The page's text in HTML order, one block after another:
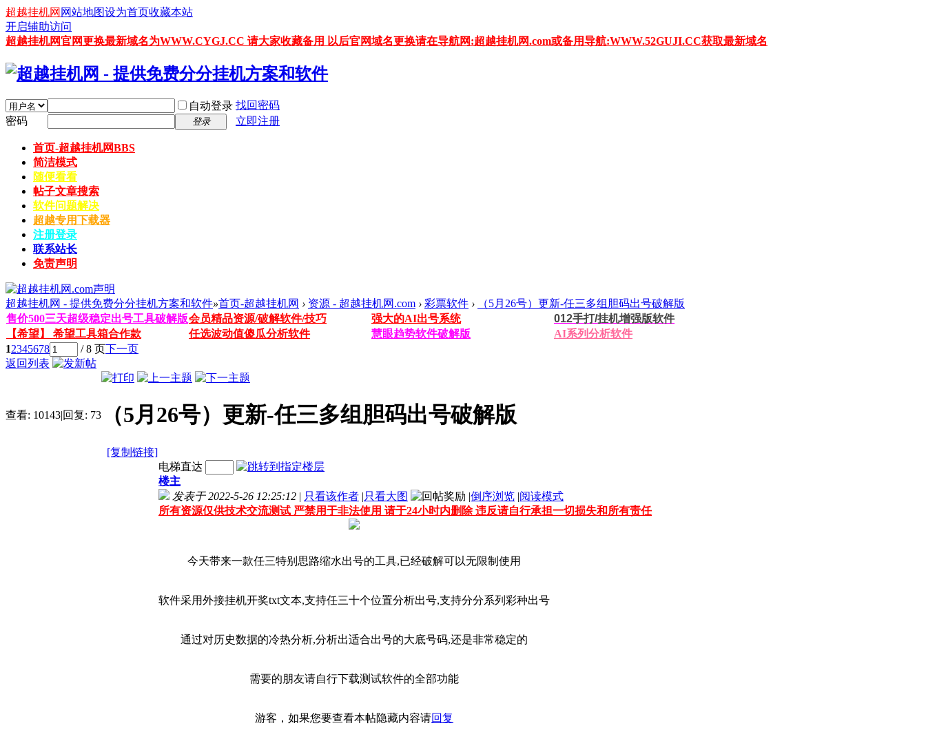
超越挂机网 网站地图设为首页收藏本站
开启辅助访问
超越挂机网官网更换最新域名为WWW.CYGJ.CC 请大家收藏备用 以后官网域名更换请在导航网:超越挂机网.com或备用导航:WWW.52GUJI.CC获取最新域名
自动登录 找回密码
密码
登录 立即注册
首页-超越挂机网BBS
简洁模式
随便看看
帖子文章搜索
软件问题解决
超越专用下载器
注册登录
联系站长
免责声明
超越挂机网 - 提供免费分分挂机方案和软件»首页-超越挂机网 › 资源 - 超越挂机网.com › 彩票软件 ›
（5月26号）更新-任三多组胆码出号破解版
售价500三天超级稳定出号工具破解版会员精品资源/破解软件/技巧 强大的AI出号系统
012手打/挂机增强版软件
【希望】 希望工具箱合作款
任选波动值傻瓜分析软件 慧眼趋势软件破解版
AI系列分析软件
12345678 / 8 页下一页
返回列表
查看: 10143|回复: 73 （5月26号）更新-任三多组胆码出号破解版
[复制链接]
电梯直达
楼主
发表于 2022-5-26 12:25:12 | 只看该作者 |只看大图 |倒序浏览 |阅读模式
所有资源仅供技术交流测试 严禁用于非法使用 请于24小时内删除 违反请自行承担一切损失和所有责任
今天带来一款任三特别思路缩水出号的工具,已经破解可以无限制使用
软件采用外接挂机开奖txt文本,支持任三十个位置分析出号,支持分分系列彩种出号
通过对历史数据的冷热分析,分析出适合出号的大底号码,还是非常稳定的
需要的朋友请自行下载测试软件的全部功能
游客，如果您要查看本帖隐藏内容请回复